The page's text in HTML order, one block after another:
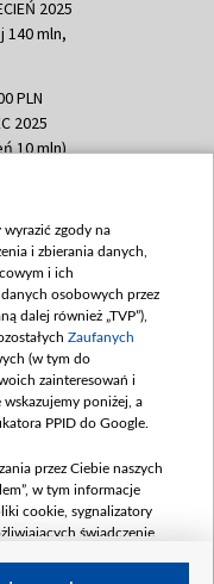
2025
140 mln,
PLN
2025
10 mln)
PLN
2025
350
PLN
2025
PLN
2026 (wpłata
mln,8
wyrazić zgody na
i zbierania danych,
i ich
osobowych przez
dalej również „TVP”),
Zaufanych
(w tym do
zainteresowań i
poniżej, a
PPID do Google.
przez Ciebie naszych
w tym informacje
cookie, sygnalizatory
świadczenie